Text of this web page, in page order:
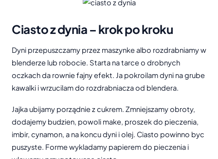
Ciasto z dynia – krok po kroku
Dyni przepuszczamy przez maszynke albo rozdrabniamy w
blenderze lub robocie. Starta na tarce o drobnych
oczkach da rownie fajny efekt. Ja pokroilam dyni na grube
kawalki i wrzucilam do rozdrabniacza od blendera.
Jajka ubijamy porządnie z cukrem. Zmniejszamy obroty,
dodajemy budzien, powoli make, proszek do pieczenia,
imbir, cynamon, a na koncu dyni i olej. Ciasto powinno byc
puszyste. Forme wykladamy papierem do pieczenia i